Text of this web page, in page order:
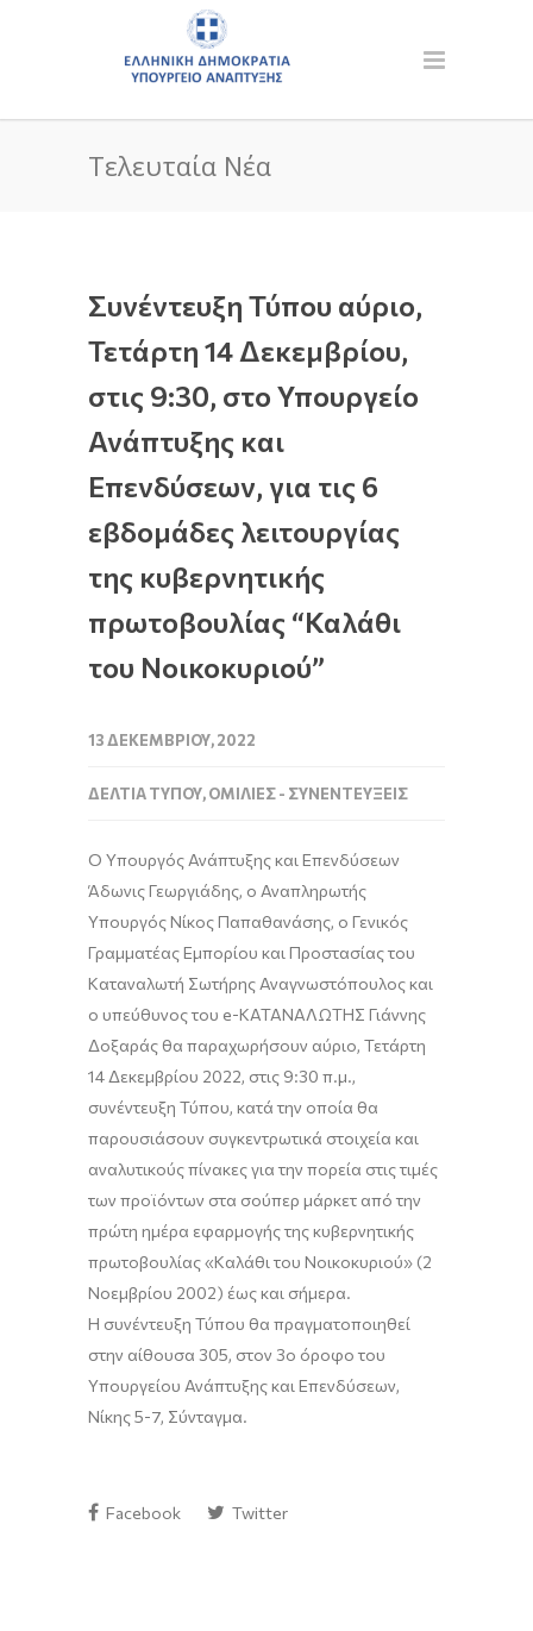
Τελευταία Νέα
Συνέντευξη Τύπου αύριο,
Τετάρτη 14 Δεκεμβρίου,
στις 9:30, στο Υπουργείο
Ανάπτυξης και
Επενδύσεων, για τις 6
εβδομάδες λειτουργίας
της κυβερνητικής
πρωτοβουλίας “Καλάθι
του Νοικοκυριού”
13 ΔΕΚΕΜΒΡΊΟΥ, 2022
ΔΕΛΤΊΑ ΤΎΠΟΥ,ΟΜΙΛΊΕΣ - ΣΥΝΕΝΤΕΎΞΕΙΣ
O Υπουργός Ανάπτυξης και Επενδύσεων
Άδωνις Γεωργιάδης, ο Αναπληρωτής
ΥπουργόςΝίκος Παπαθανάσης, ο Γενικός
Γραμματέας Εμπορίου και Προστασίας του
Καταναλωτή Σωτήρης Αναγνωστόπουλοςκαι
ο υπεύθυνος του e-ΚΑΤΑΝΑΛΩΤΗΣ Γιάννης
Δοξαράς θα παραχωρήσουν αύριο, Τετάρτη
14 Δεκεμβρίου 2022, στις 9:30 π.μ.,
συνέντευξη Τύπου, κατά την οποία θα
παρουσιάσουν συγκεντρωτικά στοιχεία και
αναλυτικούς πίνακες για την πορεία στις τιμές
των προϊόντων στα σούπερ μάρκετ από την
πρώτη ημέρα εφαρμογής της κυβερνητικής
πρωτοβουλίας «Καλάθι του Νοικοκυριού» (2
Νοεμβρίου 2002) έως και σήμερα.
Η συνέντευξη Τύπου θα πραγματοποιηθεί
στην αίθουσα 305, στον 3ο όροφο του
Υπουργείου Ανάπτυξης και Επενδύσεων,
Νίκης 5-7, Σύνταγμα.
Facebook Twitter